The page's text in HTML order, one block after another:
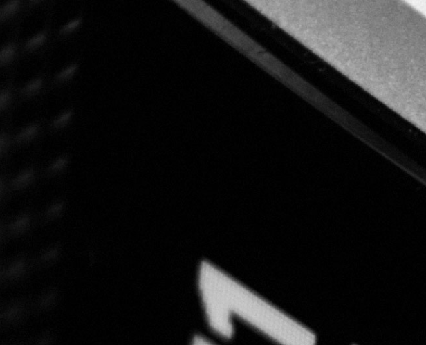
Con más de 20 años de experiencia en desarrollo y
gestión de aplicaciones web, sitios y e-commerce, he
trabajado para agencias, diseñadores y clientes finales,
asegurando siempre soluciones funcionales y adaptadas
a cada necesidad. Además de desarrollo, brindo servicios